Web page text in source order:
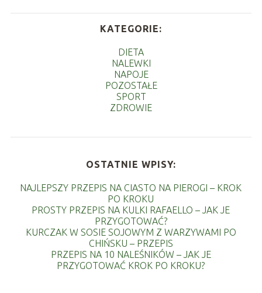
KATEGORIE:
DIETA
NALEWKI
NAPOJE
POZOSTAŁE
SPORT
ZDROWIE
OSTATNIE WPISY:
NAJLEPSZY PRZEPIS NA CIASTO NA PIEROGI – KROK
PO KROKU
PROSTY PRZEPIS NA KULKI RAFAELLO – JAK JE
PRZYGOTOWAĆ?
KURCZAK W SOSIE SOJOWYM Z WARZYWAMI PO
CHIŃSKU – PRZEPIS
PRZEPIS NA 10 NALEŚNIKÓW – JAK JE
PRZYGOTOWAĆ KROK PO KROKU?